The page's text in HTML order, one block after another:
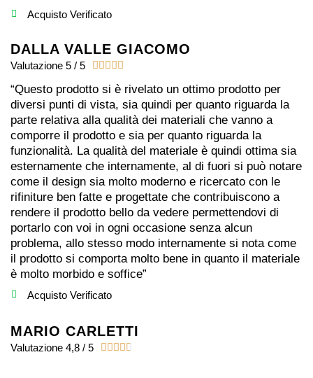
Acquisto Verificato
DALLA VALLE GIACOMO
Valutazione 5 / 5     
“Questo prodotto si è rivelato un ottimo prodotto per
diversi punti di vista, sia quindi per quanto riguarda la
parte relativa alla qualità dei materiali che vanno a
comporre il prodotto e sia per quanto riguarda la
funzionalità. La qualità del materiale è quindi ottima sia
esternamente che internamente, al di fuori si può notare
come il design sia molto moderno e ricercato con le
rifiniture ben fatte e progettate che contribuiscono a
rendere il prodotto bello da vedere permettendovi di
portarlo con voi in ogni occasione senza alcun
problema, allo stesso modo internamente si nota come
il prodotto si comporta molto bene in quanto il materiale
è molto morbido e soffice”
Acquisto Verificato
MARIO CARLETTI
Valutazione 4,8 / 5     